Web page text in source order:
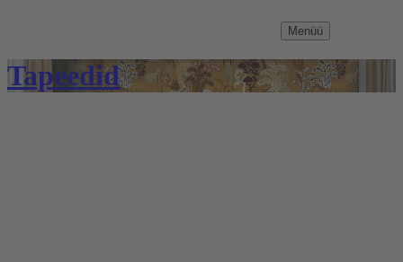
Menüü
Tapeedid